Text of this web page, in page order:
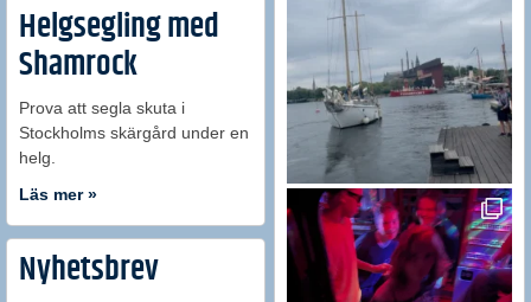
Helgsegling med
Shamrock
Prova att segla skuta i
Stockholms skärgård under en
helg.
Läs mer »
Nyhetsbrev